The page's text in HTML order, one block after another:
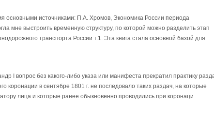
основными источниками: П.А. Хромов, Экономика России периода
мне выстроить временную структуру, по которой можно разделить этап
транспорта России т.1. Эта книга стала основной базой для
I вопрос без какого-либо указа или манифеста прекратил практику
коронации в сентябре 1801 г. не последовало таких раздач, на которые
лица и которые ранее обыкновенно проводились при коронаци ...